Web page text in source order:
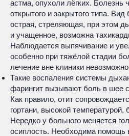
астма, опухоли лёгких. Болезнь
открытого и закрытого типа.
острая, стреляющая, при этом
и учащенное, возможна
Наблюдается выпячивание и
особенно при тяжёлой стадии
лечение вне клиники
Такие воспаления системы
фарингит вызывают боль в шее
Как правило, отит
гортани, высокой температурой,
Нередко у больного меняется
осиплость. Необходима помощь